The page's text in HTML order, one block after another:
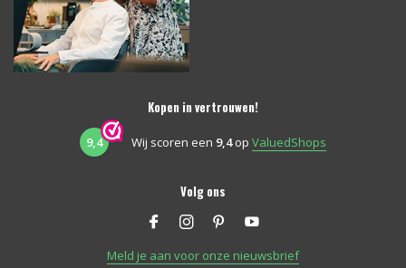
Kopen in vertrouwen!
9,4 Wij scoren een 9,4op ValuedShops
Volg ons
Meld je aan voor onze nieuwsbrief